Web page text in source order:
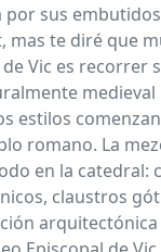
por sus
mas te diré que
Vic es recorrer
medieval
estilos
romano. La
en la catedral:
claustros
arquitectónica